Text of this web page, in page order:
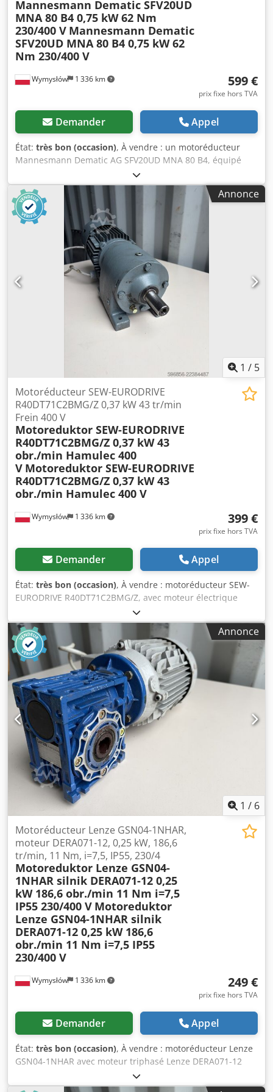
Wymysłów 1 336 km
Mannesmann Dematic SFV20UD
MNA 80 B4 0,75 kW 62 Nm
230/400 V Mannesmann Dematic
SFV20UD MNA 80 B4 0,75 kW 62
Nm 230/400 V
599 €
prix fixe hors TVA
Demander Appel
État: très bon (occasion), À vendre : un motoréducteur
Mannesmann Dematic AG SFV20UD MNA 80 B4, équipé
d'un moteur électrique triphasé de 0,75 kW. L'appareil est
en parfait état de fonctionnement, testé et prêt à l'emploi.
Son état technique et visuel est bon. Il présente des traces
d'usure normales, conformes à une utilisation régulière.
Grâce à sa construction robuste et à son couple élevé, ce
motoréducteur est idéal pour l'entraînement de
convoyeurs, de doseuses, de machines de production,
d'équipements de transport et d'autres applications
industrielles. Caractéristiques techniques : Fabricant :
Mannesmann Dematic AG Dodpsznd Ufsfx Afiokr Type :
SFV20UD MNA 80 B4 Conception : IM B5.6 Puissance : 0,75
kW Vitesse du moteur : 1380 tr/min Couple de sortie : 62
Nm Alimentation : 230 V Δ / 400 V Y Fréquence : 50 Hz
Mode de fonctionnement : S1 (fonctionnement continu)
Masse : 13 kg Lubrification du réducteur : huile minérale
CLP Pays de fabrication : Allemagne
Annonce
1 / 5
Wymysłów 1 336 km
Motoréducteur SEW-EURODRIVE
R40DT71C2BMG/Z 0,37 kW 43 tr/min
Frein 400 V
Motoreduktor SEW-EURODRIVE
R40DT71C2BMG/Z 0,37 kW 43
obr./min Hamulec 400
V Motoreduktor SEW-EURODRIVE
R40DT71C2BMG/Z 0,37 kW 43
obr./min Hamulec 400 V
399 €
prix fixe hors TVA
Demander Appel
État: très bon (occasion), À vendre : motoréducteur SEW-
EURODRIVE R40DT71C2BMG/Z, avec moteur électrique
triphasé et frein intégré. L'appareil est entièrement
fonctionnel, testé et prêt à l'emploi. Son état technique et
visuel est bon, avec des traces d'utilisation normales dues
à son exploitation. Ce motoréducteur robuste est idéal
pour entraîner des machines industrielles, des
convoyeurs, des doseurs, des mélangeurs et des lignes de
production. Caractéristiques techniques : Fabricant : SEW-
EURODRIVE Type : R40DT71C2BMG/Z Puissance du moteur
: 0,37 kW Vitesse du moteur : 2700 tr/min Vitesse de sortie :
43 tr/min Alimentation : 230 V Δ / 400 V Y Fréquence : 50 Hz
Courant : 1,65 / 0,96 A Djdpfsznd Nijx Afiekr Cos φ : 0,91
Indice de protection : IP54 Classe d'isolation : F Frein : 400
V CA Couple de freinage : 2,5 Nm Position de montage : IM
B8 Masse : 19,24 kg Lubrification du réducteur : Huile
minérale CLP220 Pays de fabrication : Allemagne
Annonce
1 / 6
Wymysłów 1 336 km
Motoréducteur Lenze GSN04-1NHAR,
moteur DERA071-12, 0,25 kW, 186,6
tr/min, 11 Nm, i=7,5, IP55, 230/4
Motoreduktor Lenze GSN04-
1NHAR silnik DERA071-12 0,25
kW 186,6 obr./min 11 Nm i=7,5
IP55 230/400 V Motoreduktor
Lenze GSN04-1NHAR silnik
DERA071-12 0,25 kW 186,6
obr./min 11 Nm i=7,5 IP55
230/400 V
249 €
prix fixe hors TVA
Demander Appel
État: très bon (occasion), À vendre : motoréducteur Lenze
GSN04-1NHAR avec moteur triphasé Lenze DERA071-12
d’une puissance de 0,25 kW. L’appareil est en parfait état
de fonctionnement, testé et prêt à l’emploi. Son état